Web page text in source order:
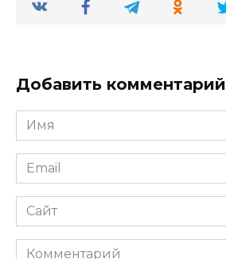
Добавить комментарий
Имя
Email
Сайт
Комментарий